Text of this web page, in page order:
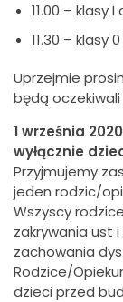
11.00 – klasy I
11.30 – klasy
Uprzejmie
będą
1 września
wyłącznie
Przyjmujemy
jeden rodzic/
Wszyscy
zakrywania ust
zachowania
Rodzice/
dzieci przed